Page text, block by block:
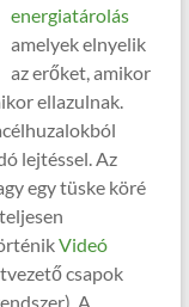
energiatárolás
amelyek elnyelik
az erőket, amikor
ellazulnak.
lejtéssel. Az
egy tüske köré
Videó
csapok
A